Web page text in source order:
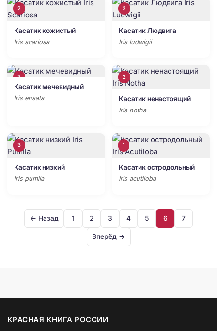
2
Касатик кожистый
Iris scariosa
2
Касатик Людвига
Iris ludwigii
3
Касатик мечевидный
Iris ensata
2
Касатик ненастоящий
Iris notha
3
Касатик низкий
Iris pumila
1
Касатик остродольный
Iris acutiloba
← Назад 1 2 3 4 5 6 7
Вперёд →
КРАСНАЯ КНИГА РОССИИ